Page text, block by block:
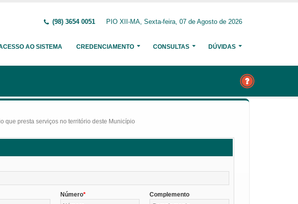
(98) 3654 0051 PIO XII-MA, Sexta-feira, 07 de Agosto de 2026
AO SISTEMA CREDENCIAMENTO CONSULTAS DÚVIDAS
que presta serviços no território deste Município
Número Complemento